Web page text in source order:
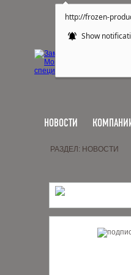
http://frozen-
Show
НОВОСТИ
РАЗДЕЛ: НОВОСТИ